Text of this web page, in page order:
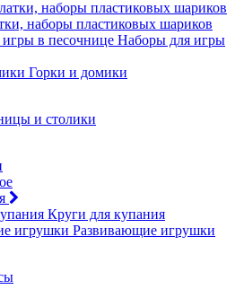
наборы пластиковых шариков
Наборы для игры
Горки и домики
и столики
Круги для купания
Развивающие игрушки